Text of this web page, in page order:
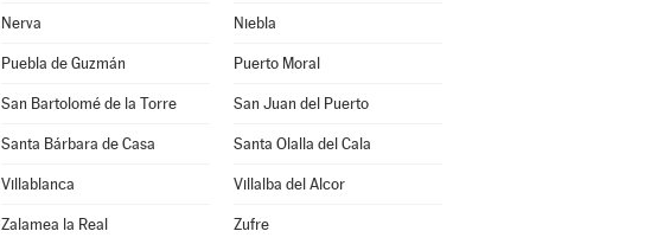
Nerva Niebla
Puebla de Guzmán Puerto Moral
San Bartolomé de la Torre San Juan del Puerto
Santa Bárbara de Casa Santa Olalla del Cala
Villablanca Villalba del Alcor
Zalamea la Real Zufre